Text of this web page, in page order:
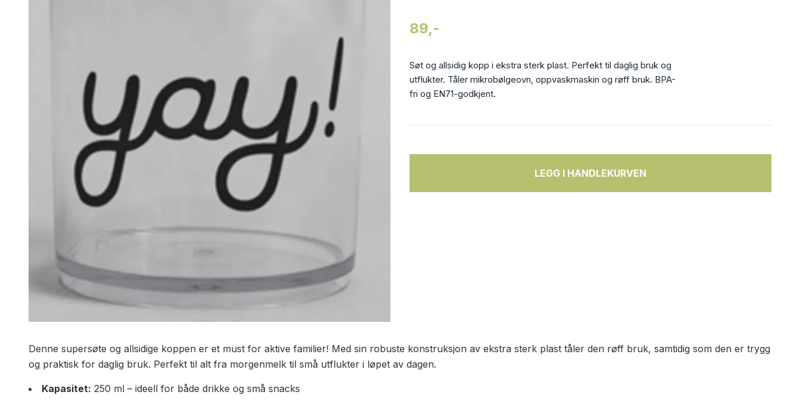
89,-
Søt og allsidig kopp i ekstra sterk plast. Perfekt til daglig bruk og
utflukter. Tåler mikrobølgeovn, oppvaskmaskin og røff bruk. BPA-
fri og EN71-godkjent.
LEGG I HANDLEKURVEN
Denne supersøte og allsidige koppen er et must for aktive familier! Med sin robuste konstruksjon av ekstra sterk plast tåler den røff bruk, samtidig som den er trygg
og praktisk for daglig bruk. Perfekt til alt fra morgenmelk til små utflukter i løpet av dagen.
Kapasitet: 250 ml – ideell for både drikke og små snacks